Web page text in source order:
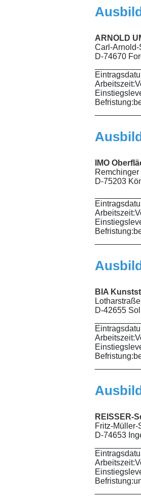
ARNOLD
Carl-
D-74670
Arbeitszeit:
Befristung:
IMO
D-75203
Arbeitszeit:
Befristung:
BIA
D-42655
Arbeitszeit:
Befristung:
REISSER-
Fritz-Müller-
D-74653
Arbeitszeit:
Befristung: